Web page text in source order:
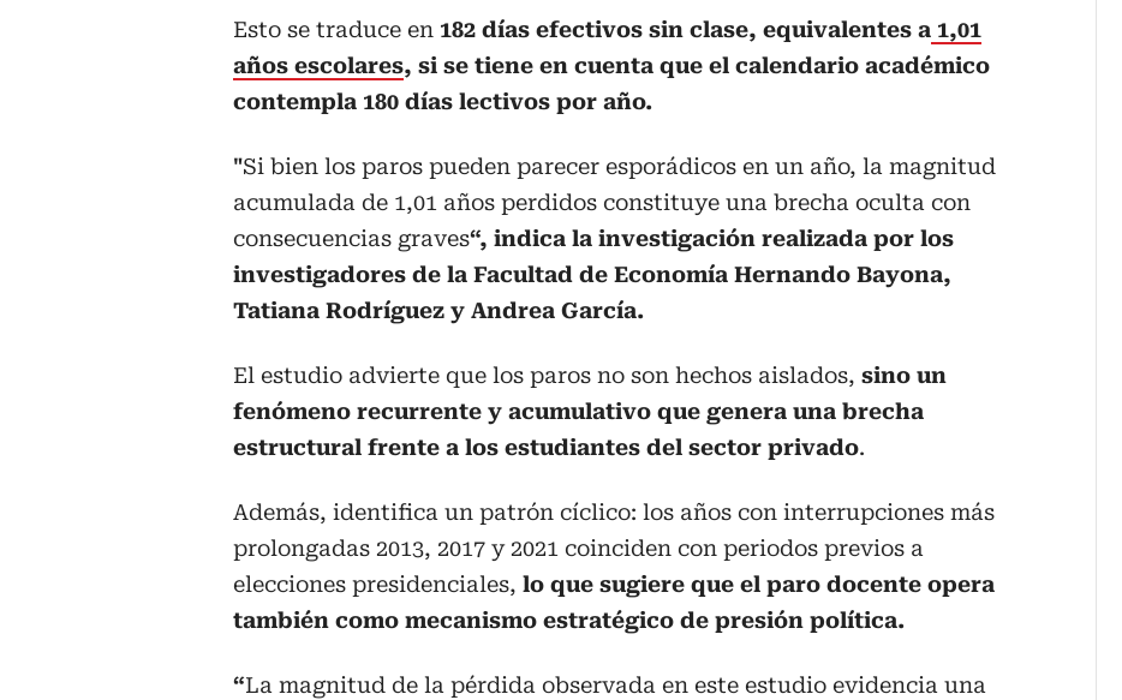
Esto se traduce en 182 días efectivos sin clase, equivalentes a 1,01
años escolares, si se tiene en cuenta que el calendario académico
contempla 180 días lectivos por año.
"Si bien los paros pueden parecer esporádicos en un año, la magnitud
acumulada de 1,01 años perdidos constituye una brecha oculta con
consecuencias graves“, indica la investigación realizada por los
investigadores de la Facultad de Economía Hernando Bayona,
Tatiana Rodríguez y Andrea García.
El estudio advierte que los paros no son hechos aislados, sino un
fenómeno recurrente y acumulativo que genera una brecha
estructural frente a los estudiantes del sector privado.
Además, identifica un patrón cíclico: los años con interrupciones más
prolongadas 2013, 2017 y 2021 coinciden con periodos previos a
elecciones presidenciales, lo que sugiere que el paro docente opera
también como mecanismo estratégico de presión política.
“La magnitud de la pérdida observada en este estudio evidencia una